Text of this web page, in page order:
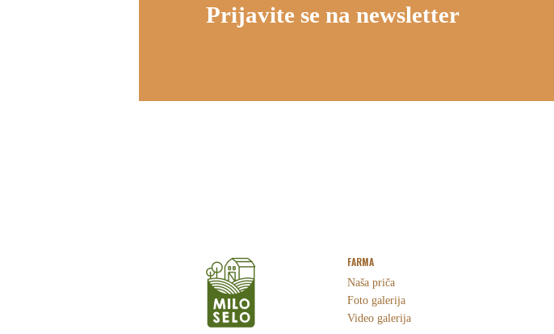
Prijavite se na newsletter
FARMA
Naša priča
Foto galerija
Video galerija